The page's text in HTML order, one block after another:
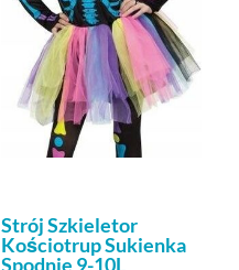
Strój Szkieletor
Kościotrup Sukienka
Spodnie 9-10L